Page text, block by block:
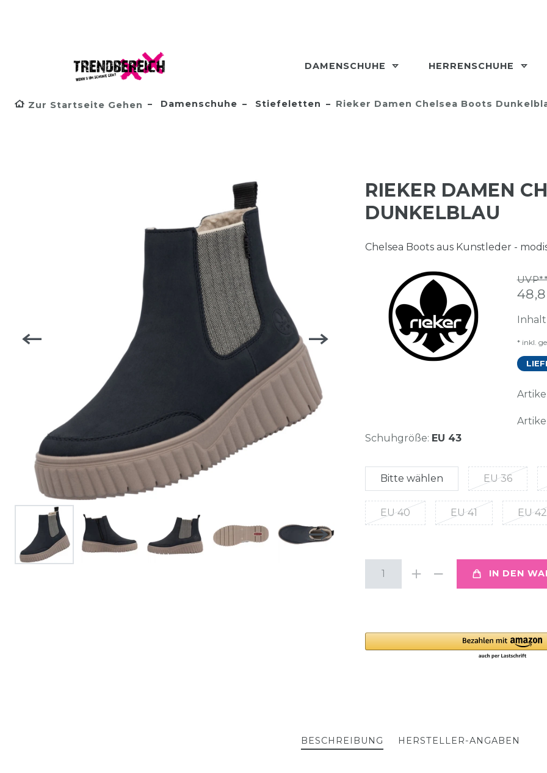
DAMENSCHUHE HERRENSCHUHE
Zur Startseite Gehen Damenschuhe Stiefeletten Rieker Damen Chelsea Boots
RIEKER DAMEN
DUNKELBLAU
Chelsea Boots aus Kunstleder -
* inkl.
Schuhgröße: EU 43
Bitte wählen EU 36
EU 40 EU 41 EU 42
IN DEN
BESCHREIBUNG HERSTELLER-ANGABEN